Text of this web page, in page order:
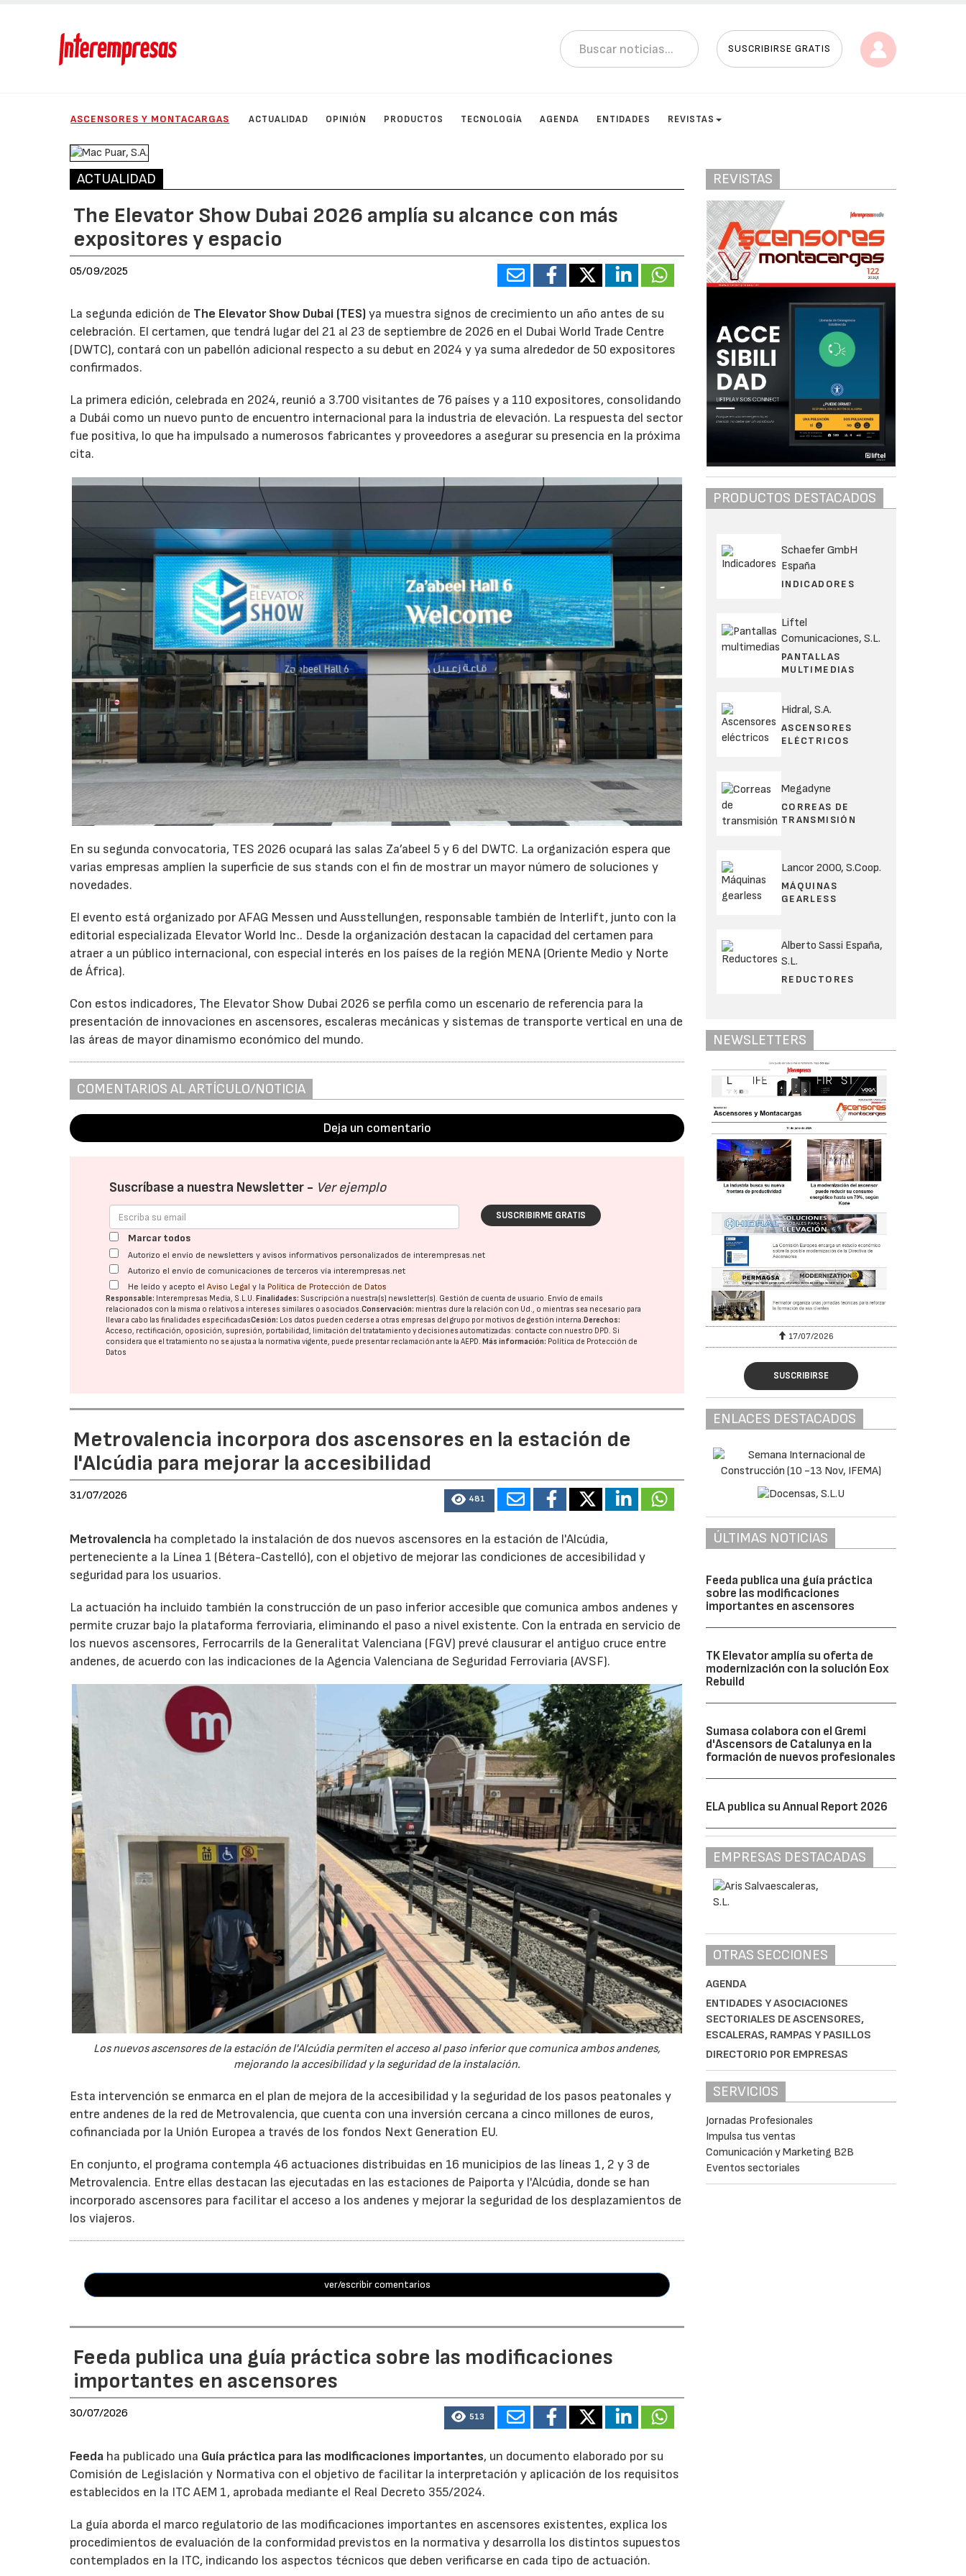
SUSCRIBIRSE GRATIS
ASCENSORES Y MONTACARGAS ACTUALIDAD OPINIÓN PRODUCTOS TECNOLOGÍA AGENDA ENTIDADES REVISTAS
ACTUALIDAD
The Elevator Show Dubai 2026 amplía su alcance con más
expositores y espacio
05/09/2025
La segunda edición de The Elevator Show Dubai (TES)ya muestra signos de crecimiento un año antes de su
celebración. El certamen, que tendrá lugar del 21 al 23 de septiembre de 2026 en el Dubai World Trade Centre
(DWTC), contará con un pabellón adicional respecto a su debut en 2024 y ya suma alrededor de 50 expositores
confirmados.
La primera edición, celebrada en 2024, reunió a 3.700 visitantes de 76 países y a 110 expositores, consolidando
a Dubái como un nuevo punto de encuentro internacional para la industria de elevación. La respuesta del sector
fue positiva, lo que ha impulsado a numerosos fabricantes y proveedores a asegurar su presencia en la próxima
cita.
En su segunda convocatoria, TES 2026 ocupará las salas Za’abeel 5 y 6 del DWTC. La organización espera que
varias empresas amplíen la superficie de sus stands con el fin de mostrar un mayor número de soluciones y
novedades.
El evento está organizado por AFAG Messen und Ausstellungen, responsable también de Interlift, junto con la
editorial especializada Elevator World Inc.. Desde la organización destacan la capacidad del certamen para
atraer a un público internacional, con especial interés en los países de la región MENA (Oriente Medio y Norte
de África).
Con estos indicadores, The Elevator Show Dubai 2026 se perfila como un escenario de referencia para la
presentación de innovaciones en ascensores, escaleras mecánicas y sistemas de transporte vertical en una de
las áreas de mayor dinamismo económico del mundo.
COMENTARIOS AL ARTÍCULO/NOTICIA
Deja un comentario
Suscríbase a nuestra Newsletter - Ver ejemplo
SUSCRIBIRME GRATIS
Marcar todos
Autorizo el envío de newsletters y avisos informativos personalizados de interempresas.net
Autorizo el envío de comunicaciones de terceros vía interempresas.net
He leído y acepto elAviso Legal y la Política de Protección de Datos
Responsable: Interempresas Media, S.L.U. Finalidades: Suscripción a nuestra(s) newsletter(s). Gestión de cuenta de usuario. Envío de emails
relacionados con la misma o relativos a intereses similares o asociados.Conservación: mientras dure la relación con Ud., o mientras sea necesario para
llevar a cabo las finalidades especificadasCesión: Los datos pueden cederse a otras empresas del grupo por motivos de gestión interna. Derechos:
Acceso, rectificación, oposición, supresión, portabilidad, limitación del tratatamiento y decisiones automatizadas: contacte con nuestro DPD. Si
considera que el tratamiento no se ajusta a la normativa vigente, puede presentar reclamación ante laAEPD. Más información: Política de Protección de
Datos
Metrovalencia incorpora dos ascensores en la estación de
l'Alcúdia para mejorar la accesibilidad
31/07/2026 481
Metrovalencia ha completado la instalación de dos nuevos ascensores en la estación de l'Alcúdia,
perteneciente a la Línea 1 (Bétera-Castelló), con el objetivo de mejorar las condiciones de accesibilidad y
seguridad para los usuarios.
La actuación ha incluido también la construcción de un paso inferior accesible que comunica ambos andenes y
permite cruzar bajo la plataforma ferroviaria, eliminando el paso a nivel existente. Con la entrada en servicio de
los nuevos ascensores, Ferrocarrils de la Generalitat Valenciana (FGV) prevé clausurar el antiguo cruce entre
andenes, de acuerdo con las indicaciones de la Agencia Valenciana de Seguridad Ferroviaria (AVSF).
Los nuevos ascensores de la estación de l'Alcúdia permiten el acceso al paso inferior que comunica ambos andenes,
mejorando la accesibilidad y la seguridad de la instalación.
Esta intervención se enmarca en el plan de mejora de la accesibilidad y la seguridad de los pasos peatonales y
entre andenes de la red de Metrovalencia, que cuenta con una inversión cercana a cinco millones de euros,
cofinanciada por la Unión Europea a través de los fondos Next Generation EU.
En conjunto, el programa contempla 46 actuaciones distribuidas en 16 municipios de las líneas 1, 2 y 3 de
Metrovalencia. Entre ellas destacan las ejecutadas en las estaciones de Paiporta y l'Alcúdia, donde se han
incorporado ascensores para facilitar el acceso a los andenes y mejorar la seguridad de los desplazamientos de
los viajeros.
ver/escribir comentarios
Feeda publica una guía práctica sobre las modificaciones
importantes en ascensores
30/07/2026 513
Feeda ha publicado una Guía práctica para las modificaciones importantes, un documento elaborado por su
Comisión de Legislación y Normativa con el objetivo de facilitar la interpretación y aplicación de los requisitos
establecidos en la ITC AEM 1, aprobada mediante el Real Decreto 355/2024.
La guía aborda el marco regulatorio de las modificaciones importantes en ascensores existentes, explica los
procedimientos de evaluación de la conformidad previstos en la normativa y desarrolla los distintos supuestos
contemplados en la ITC, indicando los aspectos técnicos que deben verificarse en cada tipo de actuación.
REVISTAS
PRODUCTOS DESTACADOS
Schaefer GmbH
España
INDICADORES
Liftel
Comunicaciones, S.L.
PANTALLAS
MULTIMEDIAS
Hidral, S.A.
ASCENSORES
ELÉCTRICOS
Megadyne
CORREAS DE
TRANSMISIÓN
Lancor 2000, S.Coop.
MÁQUINAS
GEARLESS
Alberto Sassi España,
S.L.
REDUCTORES
NEWSLETTERS
17/07/2026 31/07/2026 17/07/2026
SUSCRIBIRSE
ENLACES DESTACADOS
ÚLTIMAS NOTICIAS
Feeda publica una guía práctica
sobre las modificaciones
importantes en ascensores
TK Elevator amplía su oferta de
modernización con la solución Eox
Rebuild
Sumasa colabora con el Gremi
d'Ascensors de Catalunya en la
formación de nuevos profesionales
ELA publica su Annual Report 2026
EMPRESAS DESTACADAS
OTRAS SECCIONES
AGENDA
ENTIDADES Y ASOCIACIONES
SECTORIALES DE ASCENSORES,
ESCALERAS, RAMPAS Y PASILLOS
DIRECTORIO POR EMPRESAS
SERVICIOS
Jornadas Profesionales
Impulsa tus ventas
Comunicación y Marketing B2B
Eventos sectoriales